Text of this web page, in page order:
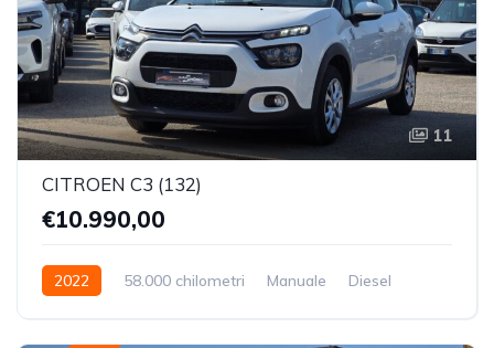
11
CITROEN C3 (132)
€10.990,00
2022 58.000 chilometri Manuale
Diesel